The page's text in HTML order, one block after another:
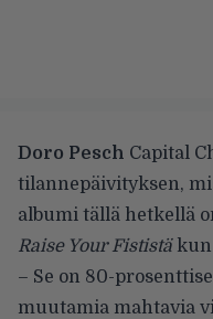
Doro Pesch Capital
tilannepäivityksen,
albumi tällä hetkellä
Raise Your Fististäkun
– Se on 80-
muutamia mahtavia